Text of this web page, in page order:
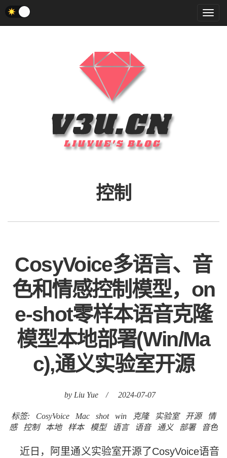
菜
单
控制
CosyVoice多语言、音
色和情感控制模型，on
e-shot零样本语音克隆
模型本地部署(Win/Ma
c),通义实验室开源
by Liu Yue / 2024-07-07
标签: CosyVoice Mac shot win 克隆 实验室 开源
情
感
控制 本地 样本 模型 语言 语音 通义 部署 音色
近日，阿里通义实验室开源了CosyVoice语音